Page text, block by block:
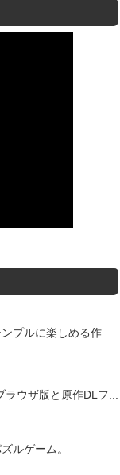
プルに楽しめる作
ラウザ版と原作DLフ...
ルゲーム。